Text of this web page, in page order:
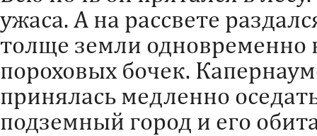
ужаса. А на рассвете
толще земли одновременно
пороховых бочек.
принялась медленно
подземный город и его